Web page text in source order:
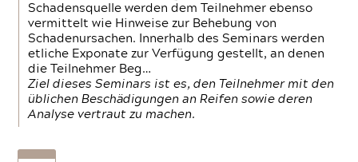
Schadensquelle werden dem Teilnehmer ebenso
vermittelt wie Hinweise zur Behebung von
Schadenursachen. Innerhalb des Seminars werden
etliche Exponate zur Verfügung gestellt, an denen
die Teilnehmer Beg…
Ziel dieses Seminars ist es, den Teilnehmer mit den
üblichen Beschädigungen an Reifen sowie deren
Analyse vertraut zu machen.